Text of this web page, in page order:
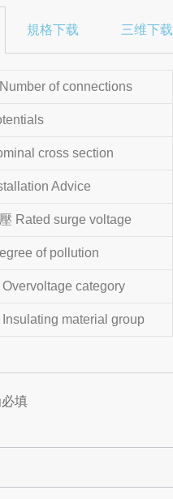
規格下载 三维下载
of connections
cross section
Advice
Rated surge voltage
of pollution
category
material group
填